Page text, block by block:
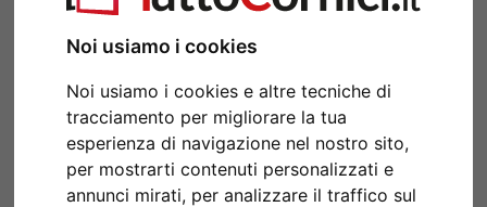
Noi usiamo i cookies
Noi usiamo i cookies e altre tecniche di
tracciamento per migliorare la tua
esperienza di navigazione nel nostro sito,
per mostrarti contenuti personalizzati e
annunci mirati, per analizzare il traffico sul
Indietro